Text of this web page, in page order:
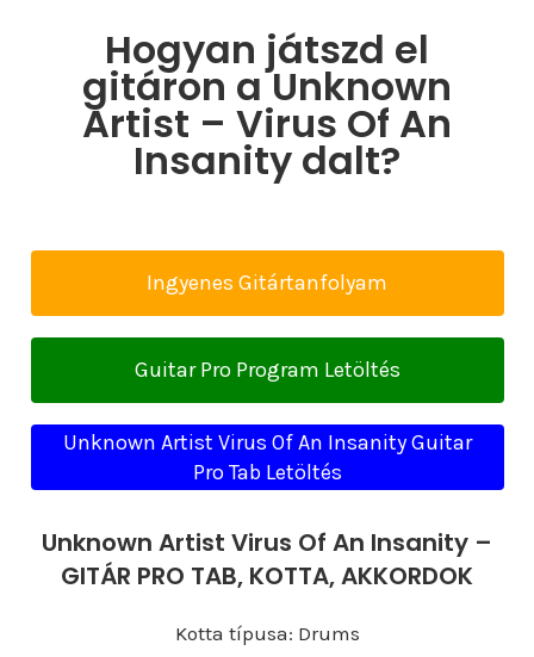
Hogyan játszd el
gitáron a Unknown
Artist – Virus Of An
Insanity dalt?
Ingyenes Gitártanfolyam
Guitar Pro Program Letöltés
Unknown Artist Virus Of An Insanity Guitar
Pro Tab Letöltés
Unknown Artist Virus Of An Insanity –
GITÁR PRO TAB, KOTTA, AKKORDOK
Kotta típusa: Drums